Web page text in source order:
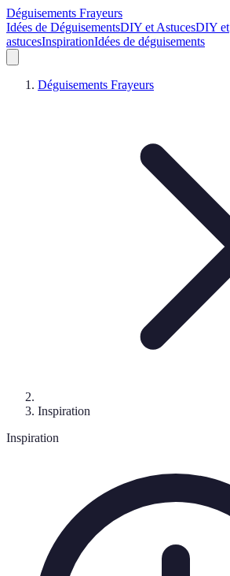
Déguisements Frayeurs
Idées de DéguisementsDIY et AstucesDIY et
astucesInspirationIdées de déguisements
Déguisements Frayeurs
Inspiration
Inspiration